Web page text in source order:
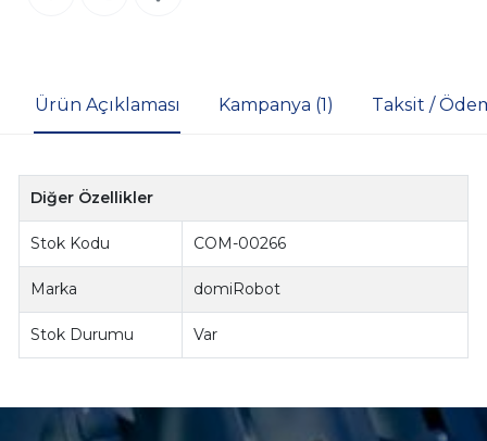
Ürün Açıklaması Kampanya (1) Taksit /
Diğer Özellikler
Stok Kodu COM-00266
Marka domiRobot
Stok Durumu Var